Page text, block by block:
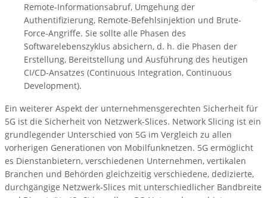
Remote-Informationsabruf, Umgehung der
Authentifizierung, Remote-Befehlsinjektion und Brute-
Force-Angriffe. Sie sollte alle Phasen des
Softwarelebenszyklus absichern, d. h. die Phasen der
Erstellung, Bereitstellung und Ausführung des heutigen
CI/CD-Ansatzes (Continuous Integration, Continuous
Development).
Ein weiterer Aspekt der unternehmensgerechten Sicherheit für
5G ist die Sicherheit von Netzwerk-Slices. Network Slicing ist ein
grundlegender Unterschied von 5G im Vergleich zu allen
vorherigen Generationen von Mobilfunknetzen. 5G ermöglicht
es Dienstanbietern, verschiedenen Unternehmen, vertikalen
Branchen und Behörden gleichzeitig verschiedene, dedizierte,
durchgängige Netzwerk-Slices mit unterschiedlicher Bandbreite